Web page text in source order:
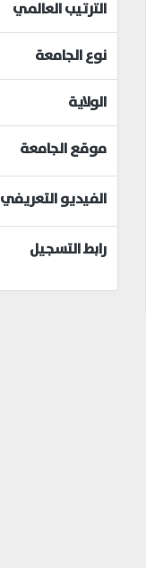
الترتيب العالمي
نوع الجامعة
الولاية
موقع الجامعة
الفيديو التعريفي
رابط التسجيل